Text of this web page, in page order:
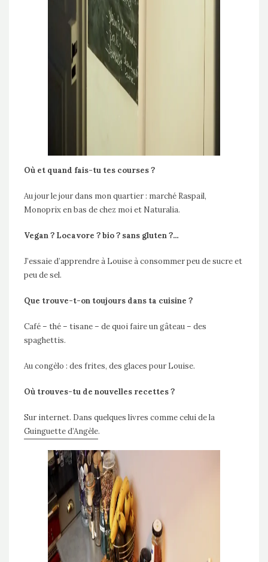
Où et quand fais-tu tes courses ?
Au jour le jour dans mon quartier : marché Raspail,
Monoprix en bas de chez moi et Naturalia.
Vegan ? Locavore ? bio ? sans gluten ?…
J’essaie d’apprendre à Louise à consommer peu de sucre et
peu de sel.
Que trouve-t-on toujours dans ta cuisine ?
Café – thé – tisane – de quoi faire un gâteau – des
spaghettis.
Au congèlo : des frites, des glaces pour Louise.
Où trouves-tu de nouvelles recettes ?
Sur internet. Dans quelques livres comme celui de la
Guinguette d’Angèle.